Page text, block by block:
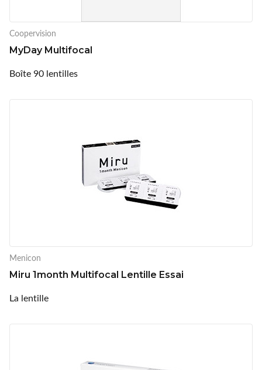
Coopervision
MyDay Multifocal
Boîte 90 lentilles
Menicon
Miru 1month Multifocal Lentille Essai
La lentille